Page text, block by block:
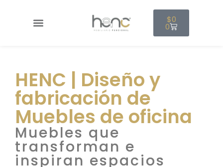
$0
0
HENC | Diseño y
fabricación de
Muebles de oficina
Muebles que
transforman e
inspiran espacios